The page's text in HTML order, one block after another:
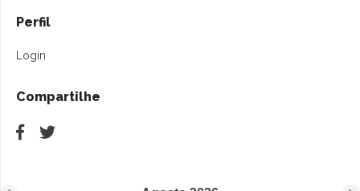
Perfil
Login
Compartilhe